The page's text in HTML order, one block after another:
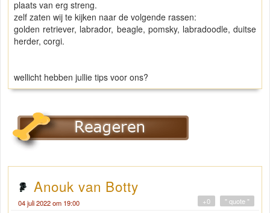
plaats van erg streng.
zelf zaten wij te kijken naar de volgende rassen:
golden retriever, labrador, beagle, pomsky, labradoodle, duitse
herder, corgi.
wellicht hebben jullie tips voor ons?
Anouk van Botty
04 juli 2022 om 19:00 " quote "
+0